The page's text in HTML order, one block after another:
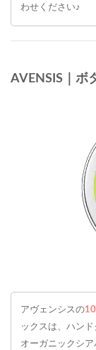
わせください♪
AVENSIS｜ボ
アヴェンシスの
ックスは、ハンド
オーガニックシア